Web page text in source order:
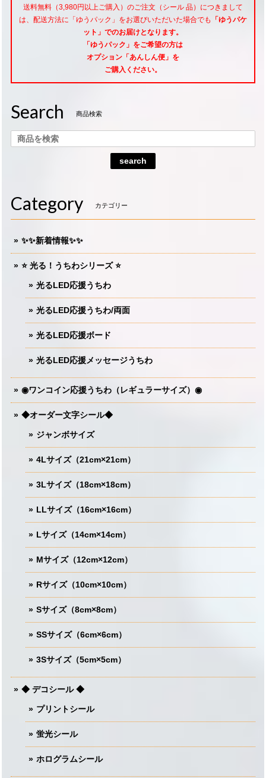
送料無料（3,980円以上ご購入）のご注文（シール 品）につきまして
は、配送方法に「ゆうパック」をお選びいただいた場合でも
「ゆうパケ
ット」でのお届けとなります。
「ゆうパック」をご希望の方は
オプション「あんしん便」 を
ご購入ください。
Search 商品検索
search
Category カテゴリー
✨✨新着情報✨✨
⭐️ 光る！うちわシリーズ ⭐️
光るLED応援うちわ
光るLED応援うちわ/両面
光るLED応援ボード
光るLED応援メッセージうちわ
◉ワンコイン応援うちわ（レギュラーサイズ）◉
◆オーダー文字シール◆
ジャンボサイズ
4Lサイズ（21cm×21cm）
3Lサイズ（18cm×18cm）
LLサイズ（16cm×16cm）
Lサイズ（14cm×14cm）
Mサイズ（12cm×12cm）
Rサイズ（10cm×10cm）
Sサイズ（8cm×8cm）
SSサイズ（6cm×6cm）
3Sサイズ（5cm×5cm）
◆ デコシール ◆
プリントシール
蛍光シール
ホログラムシール